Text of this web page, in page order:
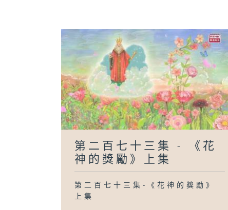
第二百七十三集 - 《花
神的獎勵》上集
第二百七十三集-《花神的獎勵》
上集